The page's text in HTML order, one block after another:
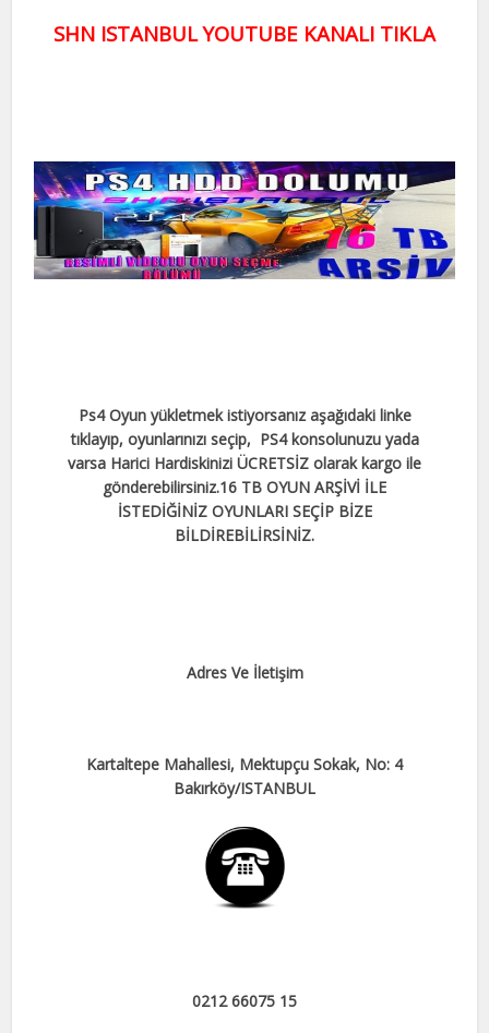
SHN ISTANBUL YOUTUBE KANALI TIKLA
Ps4 Oyun yükletmek istiyorsanız aşağıdaki linke
tıklayıp, oyunlarınızı seçip, PS4 konsolunuzu yada
varsa Harici Hardiskinizi ÜCRETSİZ olarak kargo ile
gönderebilirsiniz.16 TB OYUN ARŞİVİ İLE
İSTEDİĞİNİZ OYUNLARI SEÇİP BİZE
BİLDİREBİLİRSİNİZ.
Adres Ve İletişim
Kartaltepe Mahallesi, Mektupçu Sokak, No: 4
Bakırköy/ISTANBUL
0212 66075 15